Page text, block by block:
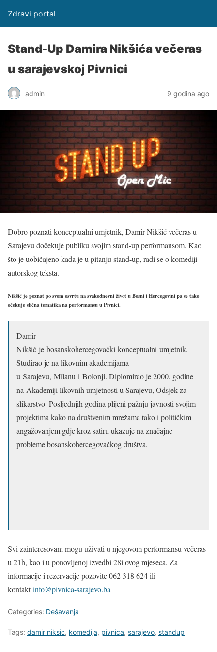
Zdravi portal
Stand-Up Damira Nikšića večeras
u sarajevskoj Pivnici
admin 9 godina ago
Dobro poznati konceptualni umjetnik, Damir Nikšić večeras u
Sarajevu dočekuje publiku svojim stand-up performansom. Kao
što je uobičajeno kada je u pitanju stand-up, radi se o komediji
autorskog teksta.
Nikšić je poznat po svom osvrtu na svakodnevni život u Bosni i Hercegovini pa se tako
očekuje slična tematika na performansu u Pivnici.
Damir
Nikšić je bosanskohercegovački konceptualni umjetnik.
Studirao je na likovnim akademijama
u Sarajevu, Milanu i Bolonji. Diplomirao je 2000. godine
na Akademiji likovnih umjetnosti u Sarajevu, Odsjek za
slikarstvo. Posljednjih godina plijeni pažnju javnosti svojim
projektima kako na društvenim mrežama tako i političkim
angažovanjem gdje kroz satiru ukazuje na značajne
probleme bosanskohercegovačkog društva.
Svi zainteresovani mogu uživati u njegovom performansu večeras
u 21h, kao i u ponovljenoj izvedbi 28i ovog mjeseca. Za
informacije i rezervacije pozovite 062 318 624 ili
kontaktinfo@pivnica-sarajevo.ba
Categories: Dešavanja
Tags: damir niksic, komedija, pivnica, sarajevo, standup